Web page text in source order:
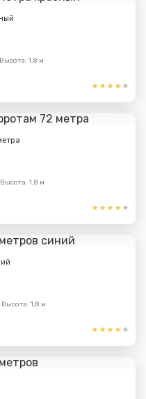
Высота: 1,8 м
Высота: 1,8 м
Высота: 1,8 м